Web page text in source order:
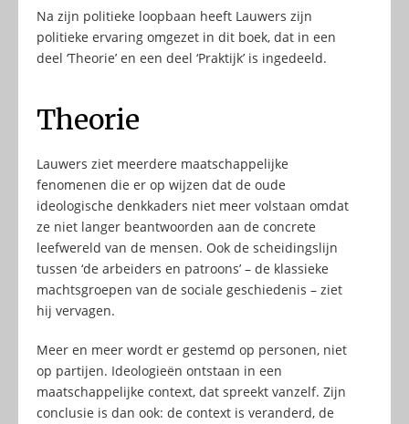
Na zijn politieke loopbaan heeft Lauwers zijn
politieke ervaring omgezet in dit boek, dat in een
deel ‘Theorie’ en een deel ‘Praktijk’ is ingedeeld.
Theorie
Lauwers ziet meerdere maatschappelijke
fenomenen die er op wijzen dat de oude
ideologische denkkaders niet meer volstaan omdat
ze niet langer beantwoorden aan de concrete
leefwereld van de mensen. Ook de scheidingslijn
tussen ‘de arbeiders en patroons’ – de klassieke
machtsgroepen van de sociale geschiedenis – ziet
hij vervagen.
Meer en meer wordt er gestemd op personen, niet
op partijen. Ideologieën ontstaan in een
maatschappelijke context, dat spreekt vanzelf. Zijn
conclusie is dan ook: de context is veranderd, de